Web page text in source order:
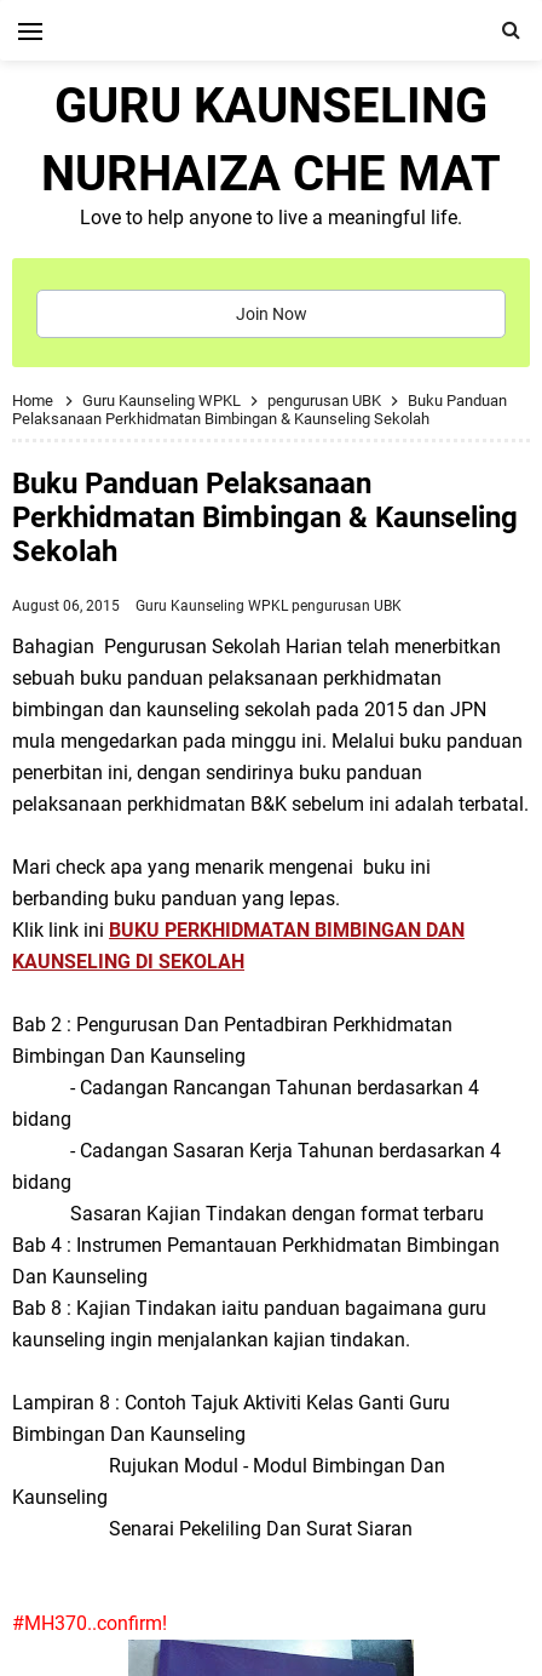
GURU KAUNSELING
NURHAIZA CHE MAT
Love to help anyone to live a meaningful life.
Join Now
Home Guru Kaunseling WPKL pengurusan UBK
Buku Panduan
Pelaksanaan Perkhidmatan Bimbingan & Kaunseling Sekolah
Buku Panduan Pelaksanaan
Perkhidmatan Bimbingan & Kaunseling
Sekolah
August 06, 2015 Guru Kaunseling WPKLpengurusan UBK
Bahagian Pengurusan Sekolah Harian telah menerbitkan
sebuah buku panduan pelaksanaan perkhidmatan
bimbingan dan kaunseling sekolah pada 2015 dan JPN
mula mengedarkan pada minggu ini. Melalui buku panduan
penerbitan ini, dengan sendirinya buku panduan
pelaksanaan perkhidmatan B&K sebelum ini adalah terbatal.
Mari check apa yang menarik mengenai buku ini
berbanding buku panduan yang lepas.
Klik link ini BUKU PERKHIDMATAN BIMBINGAN DAN
KAUNSELING DI SEKOLAH
Bab 2 : Pengurusan Dan Pentadbiran Perkhidmatan
Bimbingan Dan Kaunseling
- Cadangan Rancangan Tahunan berdasarkan 4
bidang
- Cadangan Sasaran Kerja Tahunan berdasarkan 4
bidang
Sasaran Kajian Tindakan dengan format terbaru
Bab 4 : Instrumen Pemantauan Perkhidmatan Bimbingan
Dan Kaunseling
Bab 8 : Kajian Tindakan iaitu panduan bagaimana guru
kaunseling ingin menjalankan kajian tindakan.
Lampiran 8 : Contoh Tajuk Aktiviti Kelas Ganti Guru
Bimbingan Dan Kaunseling
Rujukan Modul - Modul Bimbingan Dan
Kaunseling
Senarai Pekeliling Dan Surat Siaran
#MH370..confirm!